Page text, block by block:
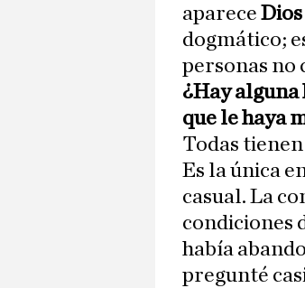
aparece
dogmático;
personas no
¿Hay alguna
que le haya
Todas
Es la única
casual. La
condiciones
había
pregunté